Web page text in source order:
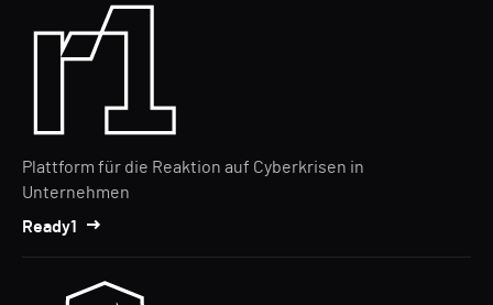
Plattform für die Reaktion auf Cyberkrisen in
Unternehmen
Ready1